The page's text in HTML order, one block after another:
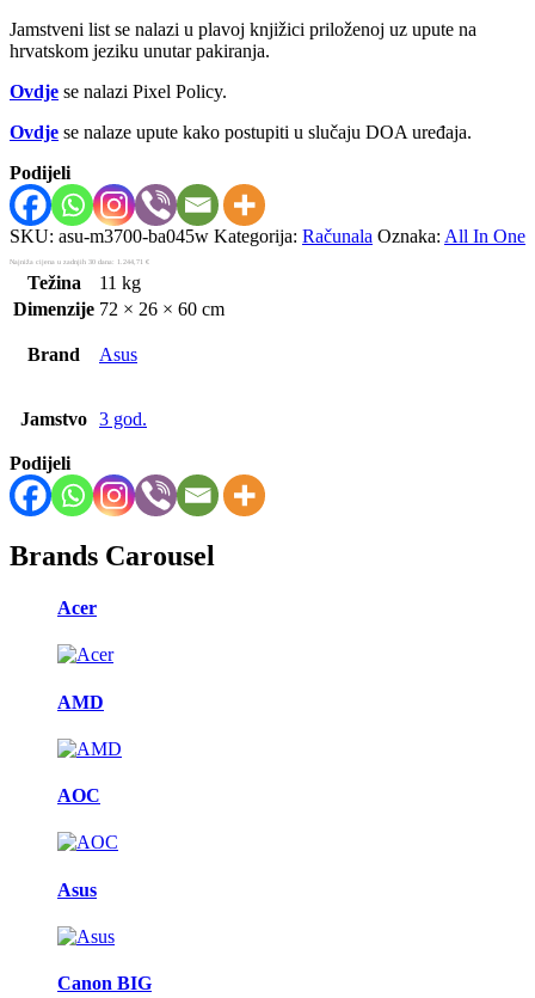
Jamstveni list se nalazi u plavoj knjižici priloženoj uz upute na
hrvatskom jeziku unutar pakiranja.
Ovdje se nalazi Pixel Policy.
Ovdje se nalaze upute kako postupiti u slučaju DOA uređaja.
Podijeli
SKU: asu-m3700-ba045w Kategorija: Računala Oznaka: All In One
Najniža cijena u zadnjih 30 dana: 1.244,71 €
Težina
11 kg
Dimenzije 72 × 26 × 60 cm
Brand Asus
Jamstvo 3 god.
Podijeli
Brands Carousel
Acer
AMD
AOC
Asus
Canon BIG